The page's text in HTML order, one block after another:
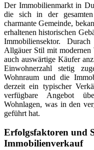
Der Immobilienmarkt in
die sich in der
charmante Gemeinde,
erhaltenen historischen
Immobiliensektor.
Allgäuer Stil mit modernen
auch auswärtige Käufer
Einwohnerzahl stetig
Wohnraum und die
derzeit ein typischer
verfügbare Angebot
Wohnlagen, was in den
geführt hat.
Erfolgsfaktoren und
Immobilienverkauf